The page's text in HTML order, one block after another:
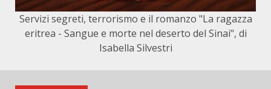
Servizi segreti, terrorismo e il romanzo "La ragazza
eritrea - Sangue e morte nel deserto del Sinai", di
Isabella Silvestri